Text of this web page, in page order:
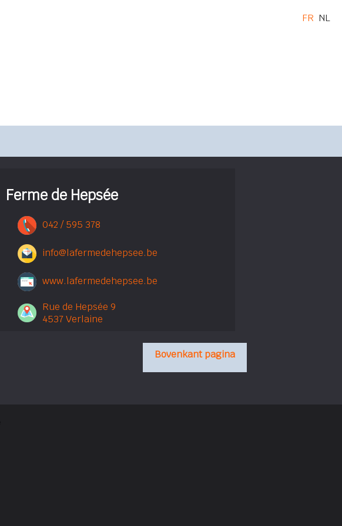
FR NL
Ferme de Hepsée
042 / 595 378
info@lafermedehepsee.be
www.lafermedehepsee.be
Rue de Hepsée 9
4537 Verlaine
Bovenkant pagina